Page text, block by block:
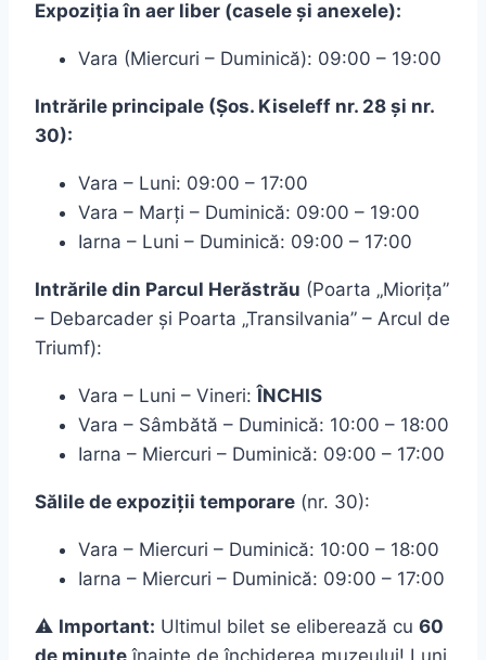
Expoziția în aer liber (casele și anexele):
Vara (Miercuri – Duminică): 09:00 – 19:00
Intrările principale (Șos. Kiseleff nr. 28 și nr.
30):
Vara – Luni: 09:00 – 17:00
Vara – Marți – Duminică: 09:00 – 19:00
Iarna – Luni – Duminică: 09:00 – 17:00
Intrările din Parcul Herăstrău (Poarta „Miorița”
– Debarcader și Poarta „Transilvania” – Arcul de
Triumf):
Vara – Luni – Vineri:ÎNCHIS
Vara – Sâmbătă – Duminică: 10:00 – 18:00
Iarna – Miercuri – Duminică: 09:00 – 17:00
Sălile de expoziții temporare (nr. 30):
Vara – Miercuri – Duminică: 10:00 – 18:00
Iarna – Miercuri – Duminică: 09:00 – 17:00
⚠️ Important: Ultimul bilet se eliberează cu 60
de minute înainte de închiderea muzeului! Luni